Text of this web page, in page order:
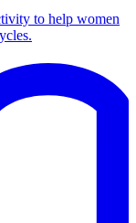
to help women